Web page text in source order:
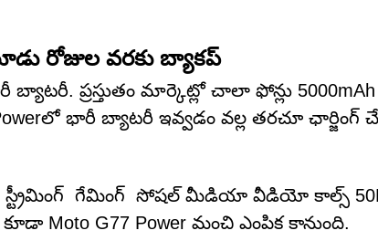
రోజుల వరకు బ్యాకప్
బ్యాటరీ. ప్రస్తుతం మార్కెట్లో చాలా ఫోన్లు
భారీ బ్యాటరీ ఇవ్వడం వల్ల తరచూ
స్ట్రీమింగ్ గేమింగ్ సోషల్ మీడియా వీడియో కాల్స్
Moto G77 Power మంచి ఎంపిక కానుంది.